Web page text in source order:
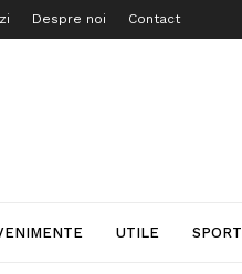
Despre noi Contact
UTILE SPORT